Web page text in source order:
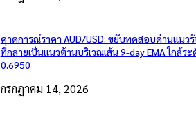
คาดการณ์ราคา AUD/USD: ขยับทดสอบด่านแนวรั
ที่กลายเป็นแนวต้านบริเวณเส้น 9-day EMA ใกล้ร
0.6950
กรกฎาคม 14, 2026